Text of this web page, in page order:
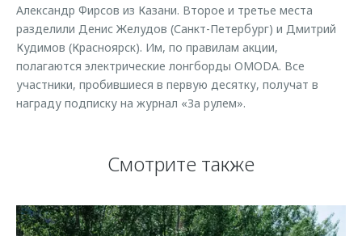
Александр Фирсов из Казани. Второе и третье места
разделили Денис Желудов (Санкт-Петербург) и Дмитрий
Кудимов (Красноярск). Им, по правилам акции,
полагаются электрические лонгборды OMODA. Все
участники, пробившиеся в первую десятку, получат в
награду подписку на журнал «За рулем».
Смотрите также